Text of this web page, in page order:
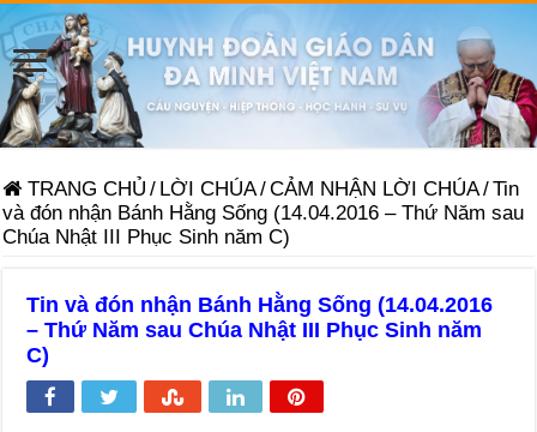
TRANG CHỦ / LỜI CHÚA/CẢM NHẬN LỜI CHÚA/Tin
và đón nhận Bánh Hằng Sống (14.04.2016 – Thứ Năm sau
Chúa Nhật III Phục Sinh năm C)
Tin và đón nhận Bánh Hằng Sống (14.04.2016
– Thứ Năm sau Chúa Nhật III Phục Sinh năm
C)